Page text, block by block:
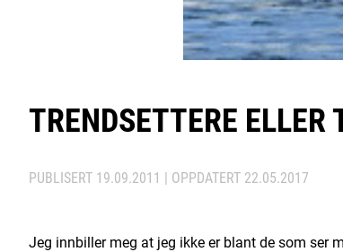
TRENDSETTERE ELLER
PUBLISERT 19.09.2011 | OPPDATERT 22.05.2017
Jeg innbiller meg at jeg ikke er blant de som ser